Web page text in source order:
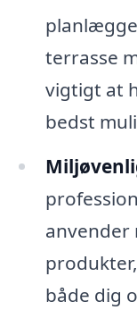
terrasse
vigtigt at
bedst
anvender
både dig